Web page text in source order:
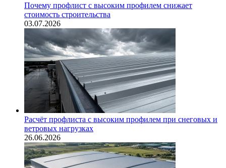
Почему профлист с высоким профилем снижает
стоимость строительства
03.07.2026
Расчёт профлиста с высоким профилем при снеговых и
ветровых нагрузках
26.06.2026